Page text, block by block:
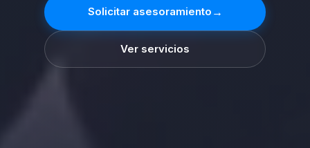
Solicitar asesoramiento →
Ver servicios